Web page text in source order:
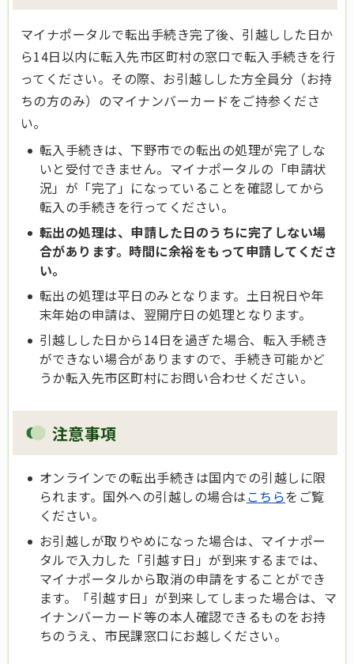
マイナポータルで転出手続き完了後、引越しした日か
ら14日以内に転入先市区町村の窓口で転入手続きを行
ってください。その際、お引越しした方全員分（お持
ちの方のみ）のマイナンバーカードをご持参くださ
い。
転入手続きは、下野市での転出の処理が完了しな
いと受付できません。マイナポータルの「申請状
況」が「完了」になっていることを確認してから
転入の手続きを行ってください。
転出の処理は、申請した日のうちに完了しない場
合があります。時間に余裕をもって申請してくださ
い。
転出の処理は平日のみとなります。土日祝日や年
末年始の申請は、翌開庁日の処理となります。
引越しした日から14日を過ぎた場合、転入手続き
ができない場合がありますので、手続き可能かど
うか転入先市区町村にお問い合わせください。
注意事項
オンラインでの転出手続きは国内での引越しに限
られます。国外への引越しの場合はこちらをご覧
ください。
お引越しが取りやめになった場合は、マイナポー
タルで入力した「引越す日」が到来するまでは、
マイナポータルから取消の申請をすることができ
ます。「引越す日」が到来してしまった場合は、マ
イナンバーカード等の本人確認できるものをお持
ちのうえ、市民課窓口にお越しください。